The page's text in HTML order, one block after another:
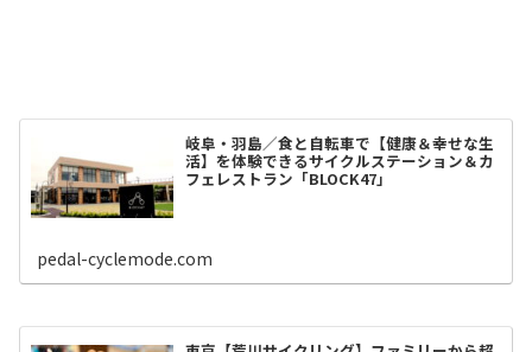
岐阜・羽島／食と自転車で【健康＆幸せな生
活】を体験できるサイクルステーション＆カ
フェレストラン「BLOCK47」
pedal-cyclemode.com